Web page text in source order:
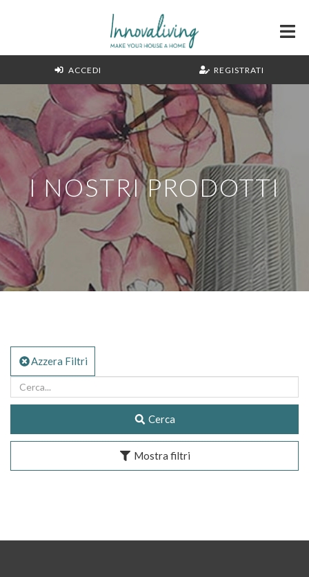
ACCEDI REGISTRATI
I NOSTRI PRODOTTI
Azzera Filtri
Cerca
Mostra filtri